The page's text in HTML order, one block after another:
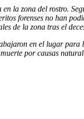
la zona del rostro.
forenses no han
de la zona tras el
en el lugar
por causas